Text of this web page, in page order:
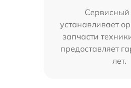
Сервисный
устанавливает
запчасти
предоставляет
лет.